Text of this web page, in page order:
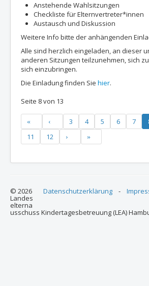
Anstehende Wahlsitzungen
Checkliste für Elternvertreter*innen
Austausch und Diskussion
Weitere Info bitte der anhängenden
Alle sind herzlich eingeladen, an dieser
anderen Sitzungen teilzunehmen, sich
sich einzubringen.
Die Einladung finden Sie hier.
Seite 8 von 13
3 4 5 6 7
11
12
Datenschutzerklärung -
© 2026
Landes
elterna
usschuss Kindertagesbetreuung (LEA)